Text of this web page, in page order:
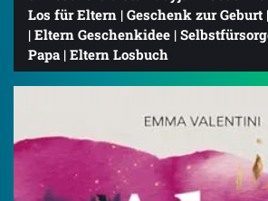
Los für Eltern | Geschenk zur Geburt
| Eltern Geschenkidee |
Papa | Eltern Losbuch